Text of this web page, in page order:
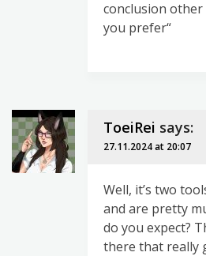
conclusion
you prefer“
ToeiRei says:
27.11.2024 at 20:07
Well, it’s two
and are pretty
do you expect?
there that really